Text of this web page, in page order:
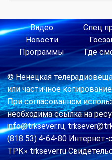
Видео
Новости
Программы
Спец
Где
© Ненецкая
или частичное
При согласованном
необходима ссылка на
info@trksever.ru,
(818 53) 4-64-80
ТРК» trksever.ru